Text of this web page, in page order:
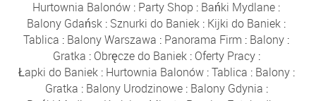
Hurtownia Balonów : Party Shop : Bańki Mydlane :
Balony Gdańsk : Sznurki do Baniek : Kijki do Baniek :
Tablica : Balony Warszawa : Panorama Firm : Balony :
Gratka : Obręcze do Baniek: Oferty Pracy:
Łapki do Baniek: Hurtownia Balonów:Tablica : Balony:
Gratka : Balony Urodzinowe: Balony Gdynia :